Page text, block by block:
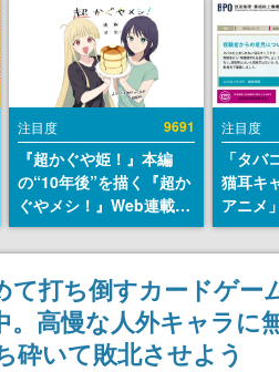
注目度 9691
『超かぐや姫！』本編
の“10年後”を描く『超か
ぐやメシ！』Web連載決
定。新たなWebマンガレ
ーベル「ビビビコミッ
ク」にて特別話が掲載ス
タート、あのお話には…
まだ続きがある！
注目度
「タバ
猫耳キ
アニメ
から批
の使用
めて、
す
て打ち倒すカードゲ
。高慢な人外キャラに
砕いて敗北させよう